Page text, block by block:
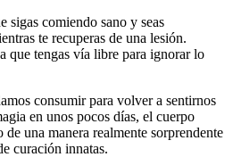
sigas comiendo sano y seas
te recuperas de una lesión.
que tengas vía libre para ignorar lo
consumir para volver a sentirnos
en unos pocos días, el cuerpo
de una manera realmente sorprendente
curación innatas.